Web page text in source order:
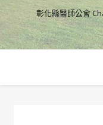
彰化縣醫師公會